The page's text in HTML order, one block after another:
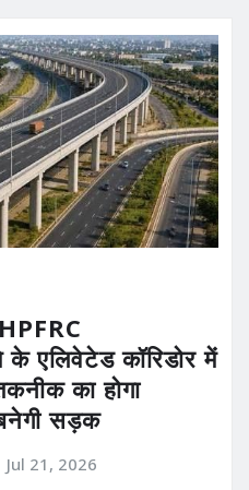
कॉरिडोर में
का होगा
सड़क
Jul 21, 2026